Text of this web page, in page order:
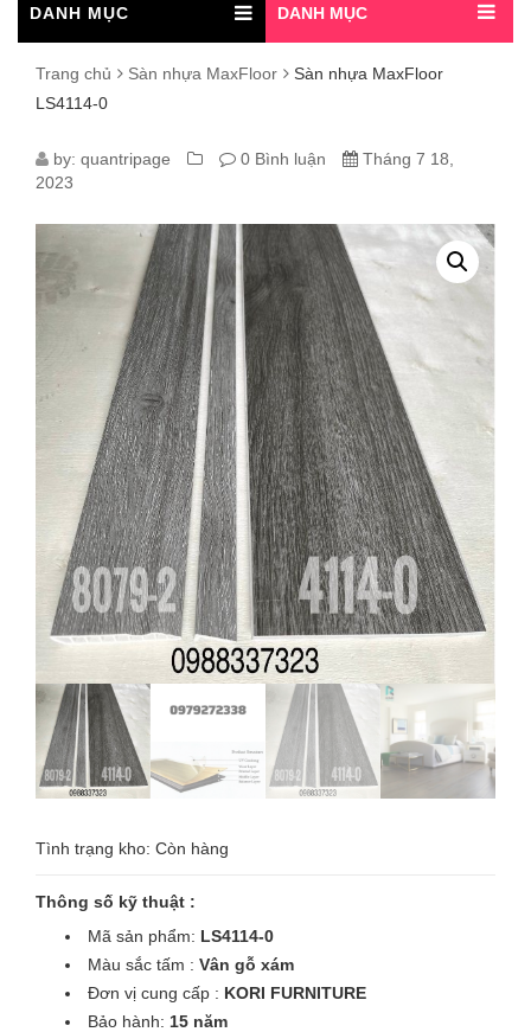
DANH MỤC DANH MỤC
Trang chủ Sàn nhựa MaxFloor
Sàn nhựa MaxFloor
LS4114-0
SÀN
MAXFLOOR
LS4114-
by: quantripage 0 Bình luận
Tháng 7 18,
2023
Tình trạng kho: Còn hàng
Thông số kỹ thuật :
Mã sản phẩm: LS4114-0
Màu sắc tấm : Vân gỗ xám
Đơn vị cung cấp : KORI FURNITURE
Bảo hành: 15 năm